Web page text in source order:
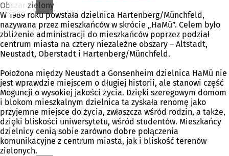
Obszar zielony
W 1989 roku powstała dzielnica Hartenberg/Münchfeld,
nazywana przez mieszkańców w skrócie „HaMü”. Celem było
zbliżenie administracji do mieszkańców poprzez podział
centrum miasta na cztery niezależne obszary – Altstadt,
Neustadt, Oberstadt i Hartenberg/Münchfeld.
Położona między Neustadt a Gonsenheim dzielnica HaMü nie
jest wprawdzie miejscem o długiej historii, ale stanowi część
Moguncji o wysokiej jakości życia. Dzięki szeregowym domom
i blokom mieszkalnym dzielnica ta zyskała renomę jako
przyjemne miejsce do życia, zwłaszcza wśród rodzin, a także,
dzięki bliskości uniwersytetu, wśród studentów. Mieszkańcy
dzielnicy cenią sobie zarówno dobre połączenia
komunikacyjne z centrum miasta, jak i bliskość terenów
zielonych.